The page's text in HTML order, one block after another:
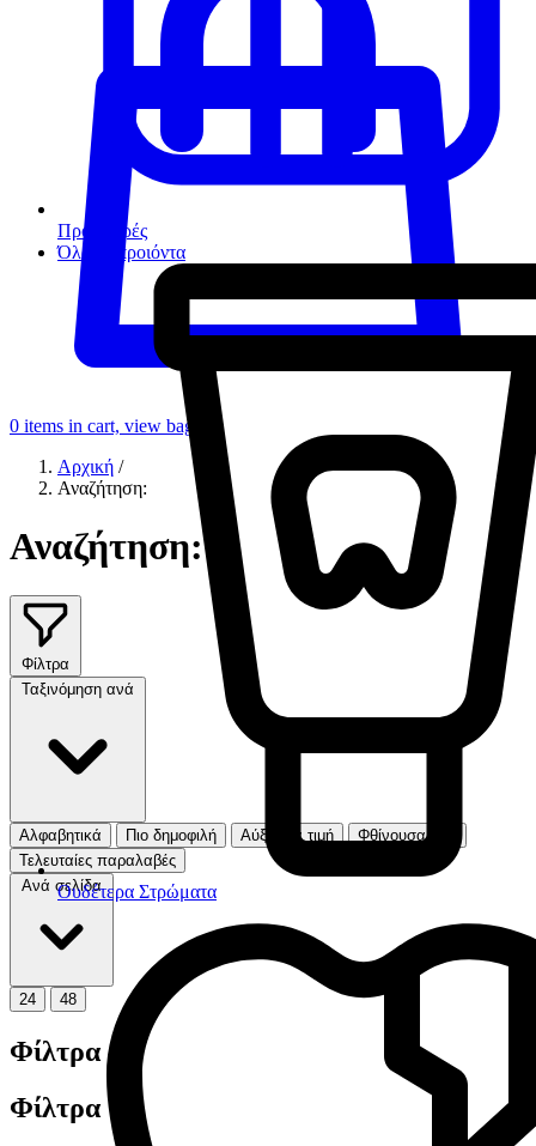
Προσφορές
Όλα τα προιόντα
Ουδέτερα Στρώματα
0 items in cart, view bag
Αρχική /
Αναζήτηση:
Αναζήτηση:
Φίλτρα
Ταξινόμηση ανά
Αλφαβητικά Πιο δημοφιλή Αύξουσα τιμή
Φθίνουσα τιμή
Τελευταίες παραλαβές
Ανά σελίδα
24 48
Φίλτρα
Φίλτρα